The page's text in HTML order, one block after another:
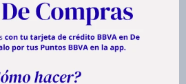
resistente, es un 60% más liviana que las
de la cocina a la mesa.